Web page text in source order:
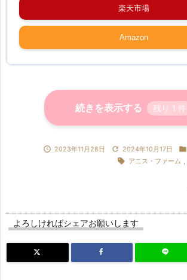
楽天市場
Amazon
続きを表示する 残り 1 件
 2023年11月28日  2024年10月17日 
 アニス・ファーム ,
よろしければシェアお願いします